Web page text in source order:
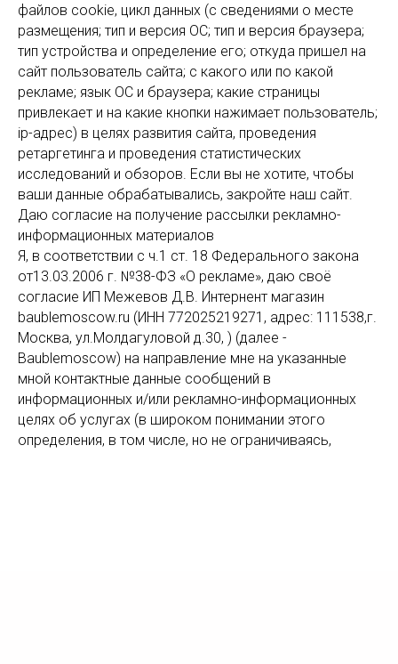
файлов cookie, цикл данных (с сведениями о месте
размещения; тип и версия ОС; тип и версия браузера;
тип устройства и определение его; откуда пришел на
сайт пользователь сайта; с какого или по какой
рекламе; язык ОС и браузера; какие страницы
привлекает и на какие кнопки нажимает пользователь;
ip-адрес) в целях развития сайта, проведения
ретаргетинга и проведения статистических
исследований и обзоров. Если вы не хотите, чтобы
ваши данные обрабатывались, закройте наш сайт.
Даю согласие на получение рассылки рекламно-
информационных материалов
Я, в соответствии с ч.1 ст. 18 Федерального закона
от13.03.2006 г. №38-ФЗ «О рекламе», даю своё
согласие ИП Межевов Д.В. Интернент магазин
baublemoscow.ru (ИНН 772025219271, адрес: 111538,г.
Москва, ул.Молдагуловой д.30, ) (далее -
Baublemoscow) на направление мне на указанные
мной контактные данные сообщений в
информационных и/или рекламно-информационных
целях об услугах (в широком понимании этого
определения, в том числе, но не ограничиваясь,